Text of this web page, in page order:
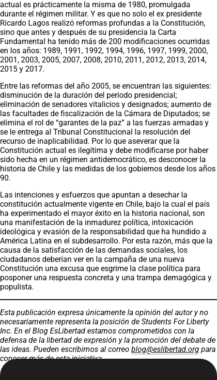
actual es prácticamente la misma de 1980, promulgada
durante el régimen militar. Y es que no solo el ex presidente
Ricardo Lagos realizó reformas profundas a la Constitución,
sino que antes y después de su presidencia la Carta
Fundamental ha tenido más de 200 modificaciones ocurridas
en los años: 1989, 1991, 1992, 1994, 1996, 1997, 1999, 2000,
2001, 2003, 2005, 2007, 2008, 2010, 2011, 2012, 2013, 2014,
2015 y 2017.
Entre las reformas del año 2005, se encuentran las siguientes:
disminución de la duración del período presidencial;
eliminación de senadores vitalicios y designados; aumento de
las facultades de fiscalización de la Cámara de Diputados; se
elimina el rol de “garantes de la paz” a las fuerzas armadas y
se le entrega al Tribunal Constitucional la resolución del
recurso de inaplicabilidad. Por lo que aseverar que la
Constitución actual es ilegítima y debe modificarse por haber
sido hecha en un régimen antidemocrático, es desconocer la
historia de Chile y las medidas de los gobiernos desde los años
90.
Las intenciones y esfuerzos que apuntan a desechar la
constitución actualmente vigente en Chile, bajo la cual el país
ha experimentado el mayor éxito en la historia nacional, son
una manifestación de la inmadurez política, intoxicación
ideológica y evasión de la responsabilidad que ha hundido a
América Latina en el subdesarrollo. Por esta razón, más que la
causa de la satisfacción de las demandas sociales, los
ciudadanos deberían ver en la campaña de una nueva
Constitución una excusa que esgrime la clase política para
posponer una respuesta concreta y una trampa demagógica y
populista.
Esta publicación expresa únicamente la opinión del autor y no
necesariamente representa la posición de Students For Liberty
Inc. En el Blog EsLibertad estamos comprometidos con la
defensa de la libertad de expresión y la promoción del debate de
las ideas. Pueden escribirnos al correo blog@eslibertad.org para
conocer más de esta iniciativa.